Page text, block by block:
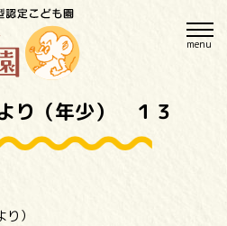
り（年少） １３
）
menu